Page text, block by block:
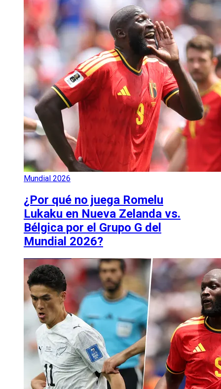
Mundial 2026
¿Por qué no juega Romelu
Lukaku en Nueva Zelanda vs.
Bélgica por el Grupo G del
Mundial 2026?